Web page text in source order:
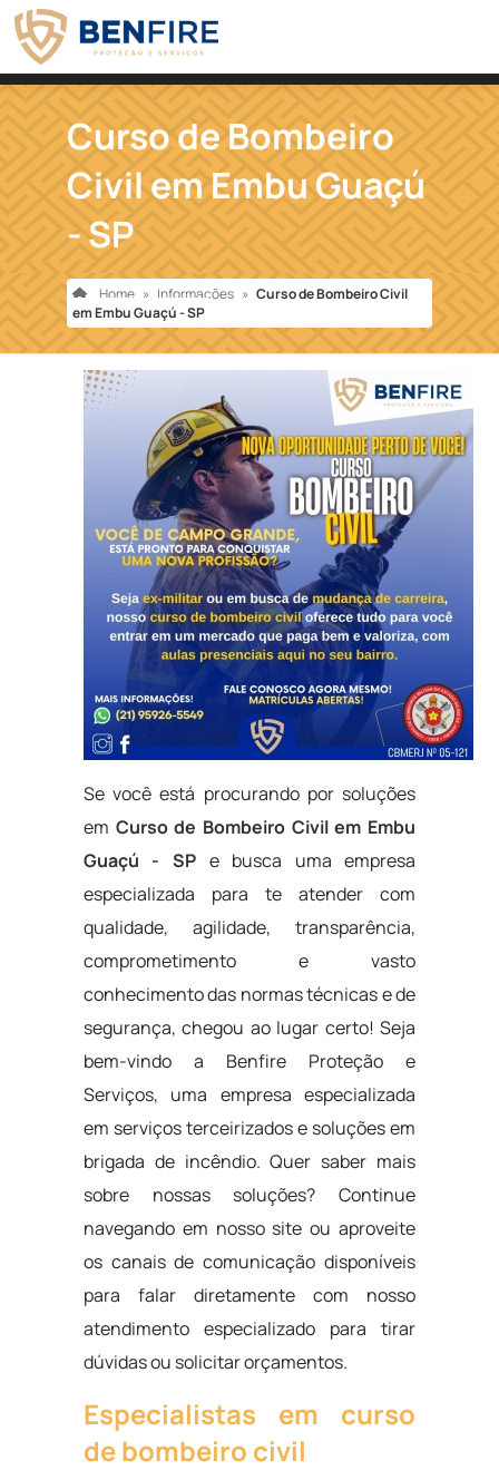
Curso de Bombeiro
Civil em Embu Guaçú
- SP
Home » Informações » Curso de Bombeiro Civil
em Embu Guaçú - SP
Se você está procurando por soluções
em Curso de Bombeiro Civil em Embu
Guaçú - SP e busca uma empresa
especializada para te atender com
qualidade, agilidade, transparência,
comprometimento e vasto
conhecimento das normas técnicas e de
segurança, chegou ao lugar certo! Seja
bem-vindo a Benfire Proteção e
Serviços, uma empresa especializada
em serviços terceirizados e soluções em
brigada de incêndio. Quer saber mais
sobre nossas soluções? Continue
navegando em nosso site ou aproveite
os canais de comunicação disponíveis
para falar diretamente com nosso
atendimento especializado para tirar
dúvidas ou solicitar orçamentos.
Especialistas em curso
de bombeiro civil